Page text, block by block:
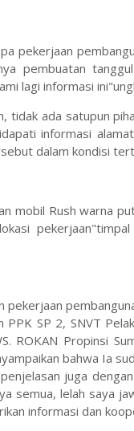
pekerjaan
pembuatan
lagi informasi
tidak ada satupun
informasi
dalam kondisi
mobil Rush warna
SP 2, SNVT
ROKAN Propinsi
bahwa Ia
juga
semua, lelah saya
informasi dan